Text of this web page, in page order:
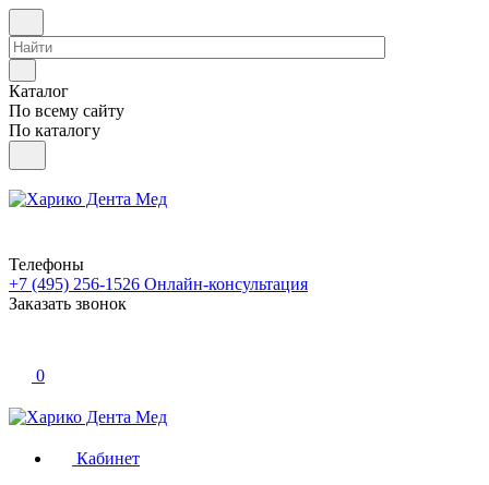
Каталог
По всему сайту
По каталогу
Телефоны
+7 (495) 256-1526 Онлайн-консультация
Заказать звонок
0
Кабинет